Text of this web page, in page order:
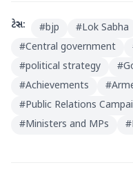
ટેગ્સ: #bjp #Lok Sabha
#Central government
#political strategy #
#Achievements #
#Public Relations
#Ministers and MPs #